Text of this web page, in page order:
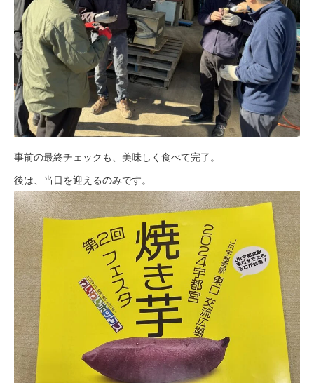
事前の最終チェックも、美味しく食べて完了。
後は、当日を迎えるのみです。